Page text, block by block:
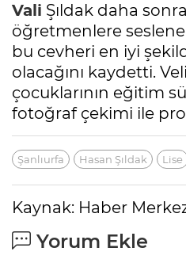
Vali Şıldak daha
öğretmenlere
bu cevheri en iyi
olacağını kaydetti.
çocuklarının eğitim
fotoğraf çekimi ile
Şanlıurfa Hasan Şıldak Lise
Kaynak: Haber
Yorum Ekle